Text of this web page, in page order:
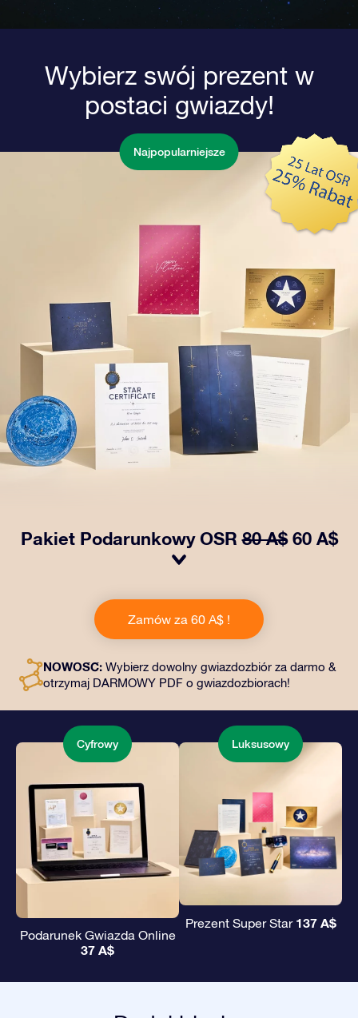
Wybierz swój prezent w
postaci gwiazdy!
Najpopularniejsze
Pakiet Podarunkowy OSR80 A$ 60 A$
naszemu OSR Gift Pack! Ten zestaw obejmuje piękną
kopertę i spersonalizowane dokumenty wysłane na
wybrany adres, a także dokumenty cyfrowe i bezpłatny
podarowanie wiecznego prezentu przyjaciołom i
bliskim.
Zamów za 60 A$ !
NOWOŚĆ: Wybierz dowolny gwiazdozbiór za darmo &
otrzymaj DARMOWY PDF o gwiazdozbiorach!
Cyfrowy
Podarunek Gwiazda Online
37 A$
Luksusowy
Prezent Super Star 137 A$